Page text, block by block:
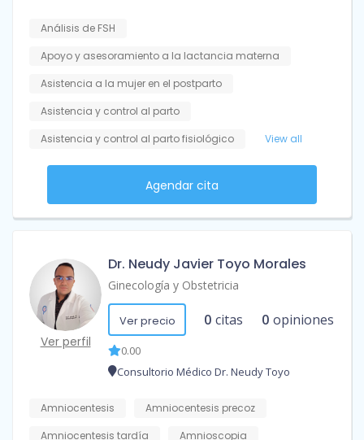
Análisis de FSH
Apoyo y asesoramiento a la lactancia materna
Asistencia a la mujer en el postparto
Asistencia y control al parto
Asistencia y control al parto fisiológico
View all
Agendar cita
Ver perfil
Dr. Neudy Javier Toyo Morales
Ginecología y Obstetricia
Ver precio 0 citas 0 opiniones
0.00
Consultorio Médico Dr. Neudy Toyo
Amniocentesis
Amniocentesis precoz
Amniocentesis tardía
Amnioscopia